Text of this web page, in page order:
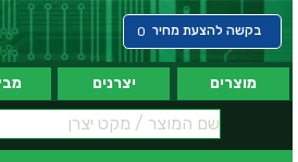
בקשה להצעת מחיר 0
מוצרים יצרנים